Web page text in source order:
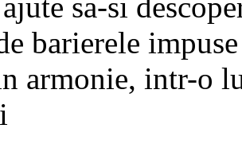
barierele
armonie, intr-o